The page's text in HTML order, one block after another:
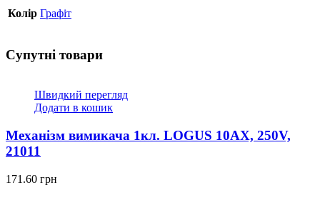
Колір Графіт
Супутні товари
Швидкий перегляд
Додати в кошик
Механізм вимикача 1кл. LOGUS 10АХ, 250V,
21011
171.60 грн